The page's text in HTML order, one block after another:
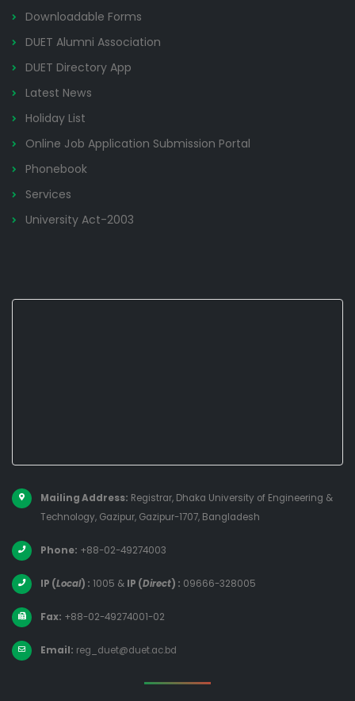
Downloadable Forms
DUET Alumni Association
DUET Directory App
Latest News
Holiday List
Online Job Application Submission Portal
Phonebook
Services
University Act-2003
Mailing Address: Registrar, Dhaka University of Engineering &
Technology, Gazipur, Gazipur-1707, Bangladesh
Phone: +88-02-49274003
IP (Local) : 1005 & IP (Direct) : 09666-328005
Fax: +88-02-49274001-02
Email: reg_duet@duet.ac.bd